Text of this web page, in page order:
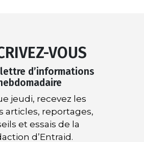
VOUS
d’informations
jeudi, recevez les
articles, reportages,
et essais de la
d’Entraid.